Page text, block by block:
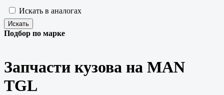
Искать в аналогах
Подбор по марке
Запчасти кузова на MAN
TGL